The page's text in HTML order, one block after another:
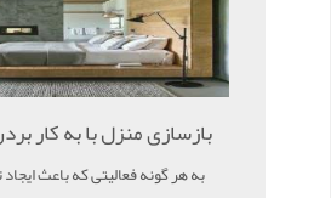
بازسازی منزل با به کار
به هر گونه فعالیتی که باعث ایجاد